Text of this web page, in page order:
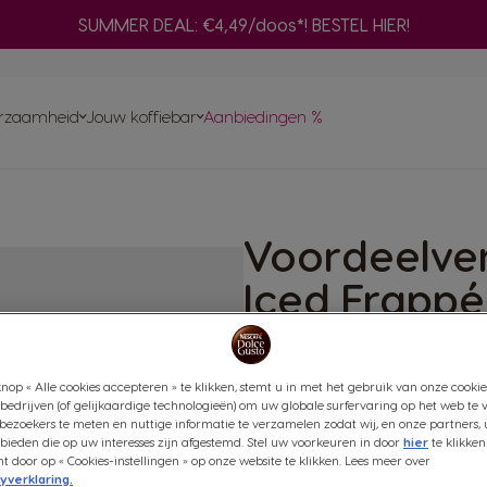
SUMMER DEAL: €4,49/doos*! BESTEL HIER!
Jouw koffiebar Aanbiedingen %
Iced
Capsules
Verfrissend & romig
Prijs per kg: €39,41 / kg, incl btw
(0)
« Alle cookies accepteren » te klikken, stemt u in met het gebruik van onze
(of gelijkaardige technologieën) om uw globale surfervaring op het web te
te meten en nuttige informatie te verzamelen zodat wij, en onze partners,
die op uw interesses zijn afgestemd. Stel uw voorkeuren in door hier te
door op « Cookies-instellingen » op onze website te klikken. Lees meer over